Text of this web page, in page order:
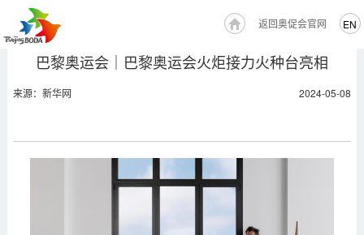
EN
返回奥促会官网
巴黎奥运会｜巴黎奥运会火炬接力火种台亮相
来源：新华网 2024-05-08